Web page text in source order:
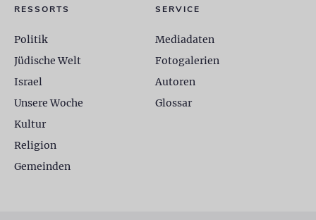
RESSORTS
Politik
Jüdische Welt
Israel
Unsere Woche
Kultur
Religion
Gemeinden
SERVICE
Mediadaten
Fotogalerien
Autoren
Glossar